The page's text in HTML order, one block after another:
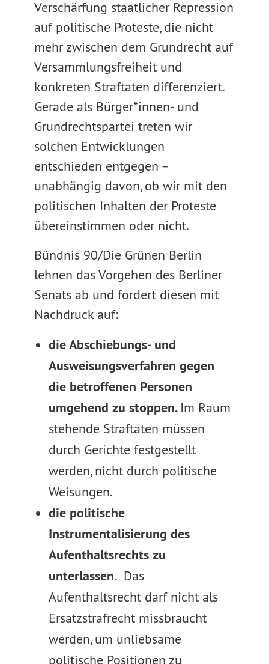
Verschärfung staatlicher Repression
auf politische Proteste, die nicht
mehr zwischen dem Grundrecht auf
Versammlungsfreiheit und
konkreten Straftaten differenziert.
Gerade als Bürger*innen- und
Grundrechtspartei treten wir
solchen Entwicklungen
entschieden entgegen –
unabhängig davon, ob wir mit den
politischen Inhalten der Proteste
übereinstimmen oder nicht.
Bündnis 90/Die Grünen Berlin
lehnen das Vorgehen des Berliner
Senats ab und fordert diesen mit
Nachdruck auf:
die Abschiebungs- und
Ausweisungsverfahren gegen
die betroffenen Personen
umgehend zu stoppen. Im Raum
stehende Straftaten müssen
durch Gerichte festgestellt
werden, nicht durch politische
Weisungen.
die politische
Instrumentalisierung des
Aufenthaltsrechts zu
unterlassen. Das
Aufenthaltsrecht darf nicht als
Ersatzstrafrecht missbraucht
werden, um unliebsame
politische Positionen zu